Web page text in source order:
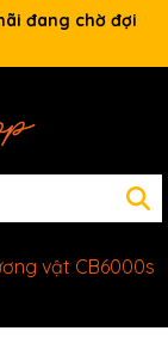
đang chờ đợi
vật CB6000s